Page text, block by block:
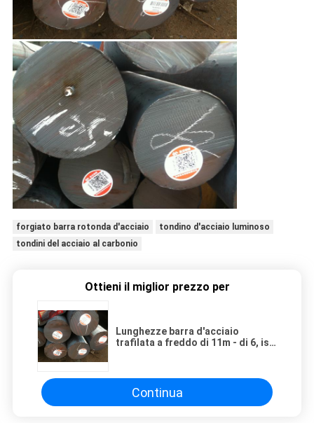
forgiato barra rotonda d'acciaio
tondino d'acciaio luminoso
tondini del acciaio al carbonio
Ottieni il miglior prezzo per
Lunghezze barra d'acciaio
trafilata a freddo di 11m - di 6, iso
Continua